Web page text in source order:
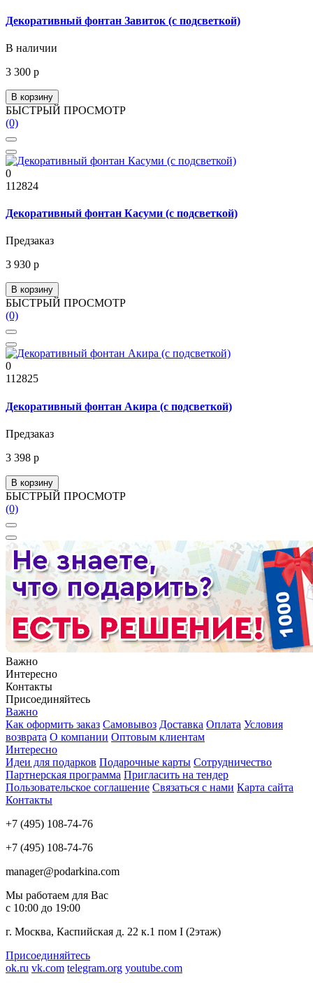
Декоративный фонтан Завиток (с подсветкой)
В наличии
3 300 р
В корзину
БЫСТРЫЙ ПРОСМОТР
(0)
0
112824
Декоративный фонтан Касуми (с подсветкой)
Предзаказ
3 930 р
В корзину
БЫСТРЫЙ ПРОСМОТР
(0)
0
112825
Декоративный фонтан Акира (с подсветкой)
Предзаказ
3 398 р
В корзину
БЫСТРЫЙ ПРОСМОТР
(0)
Важно
Интересно
Контакты
Присоединяйтесь
Важно
Как оформить заказ Самовывоз Доставка Оплата Условия
возврата О компании Оптовым клиентам
Интересно
Идеи для подарков Подарочные карты Сотрудничество
Партнерская программа Пригласить на тендер
Пользовательское соглашение Связаться с нами Карта сайта
Контакты
+7 (495) 108-74-76
+7 (495) 108-74-76
manager@podarkina.com
Мы работаем для Вас
с 10:00 до 19:00
г. Москва, Каспийская д. 22 к.1 пом I (2этаж)
Присоединяйтесь
ok.ru vk.com telegram.org youtube.com